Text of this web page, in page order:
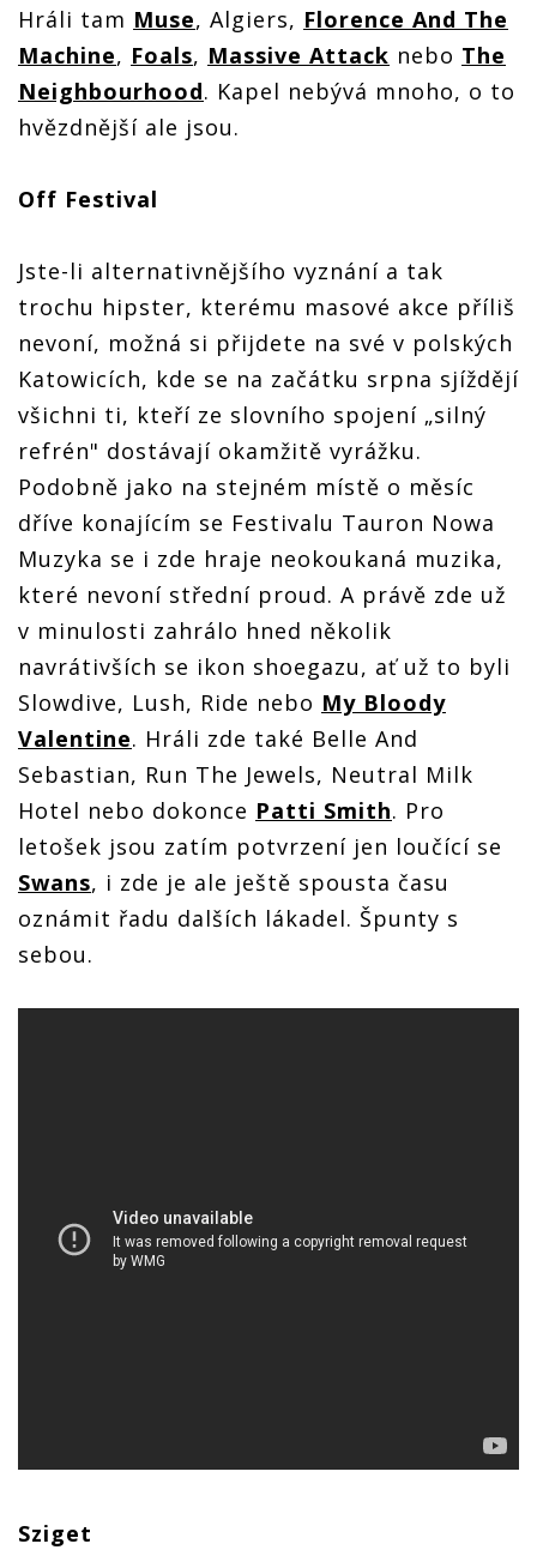
Hráli tam Muse, Algiers, Florence And The
Machine, Foals, Massive Attack nebo The
Neighbourhood. Kapel nebývá mnoho, o to
hvězdnější ale jsou.
Off Festival
Jste-li alternativnějšího vyznání a tak
trochu hipster, kterému masové akce příliš
nevoní, možná si přijdete na své v polských
Katowicích, kde se na začátku srpna sjíždějí
všichni ti, kteří ze slovního spojení „silný
refrén" dostávají okamžitě vyrážku.
Podobně jako na stejném místě o měsíc
dříve konajícím se Festivalu Tauron Nowa
Muzyka se i zde hraje neokoukaná muzika,
které nevoní střední proud. A právě zde už
v minulosti zahrálo hned několik
navrátivších se ikon shoegazu, ať už to byli
Slowdive, Lush, Ride nebo My Bloody
Valentine. Hráli zde také Belle And
Sebastian, Run The Jewels, Neutral Milk
Hotel nebo dokonce Patti Smith. Pro
letošek jsou zatím potvrzení jen loučící se
Swans, i zde je ale ještě spousta času
oznámit řadu dalších lákadel. Špunty s
sebou.
Sziget